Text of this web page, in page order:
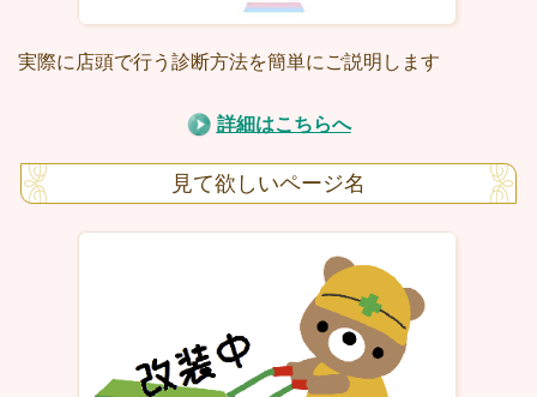
実際に店頭で行う診断方法を簡単にご説明します
詳細はこちらへ
見て欲しいページ名